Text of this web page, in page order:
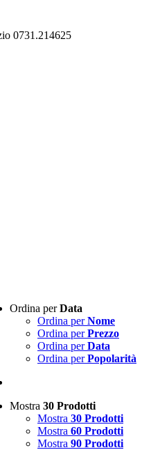
0731.214625
Ordina perData
Ordina perNome
Ordina perPrezzo
Ordina perData
Ordina perPopolarità
Mostra 30 Prodotti
Mostra 30 Prodotti
Mostra 60 Prodotti
Mostra 90 Prodotti